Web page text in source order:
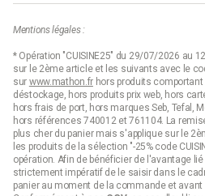
Mentions légales :
* Opération "CUISINE25" du 29/07/2026 au
sur le 2ème article et les suivants avec le
sur www.mathon.frhors produits
déstockage, hors produits prix web, hors
hors frais de port, hors marques Seb, Tefal,
hors références 740012 et 761104. La
plus cher du panier mais s'applique sur le
les produits de la sélection "-25% code
opération. Afin de bénéficier de l'avantage lié
strictement impératif de le saisir dans le
panier au moment de la commande et avant